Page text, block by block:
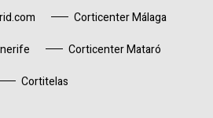
Corticenter Málaga
Corticenter Mataró
Cortitelas